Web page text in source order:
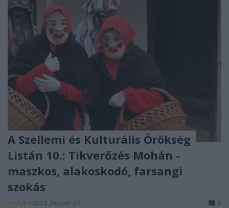
A Szellemi és Kulturális Örökség
Listán 10.: Tikverőzés Mohán -
maszkos, alakoskodó, farsangi
szokás
netfolk • 2014. február 23. 0